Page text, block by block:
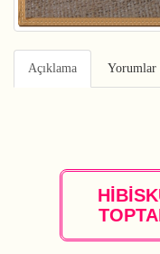
Açıklama Yorumlar